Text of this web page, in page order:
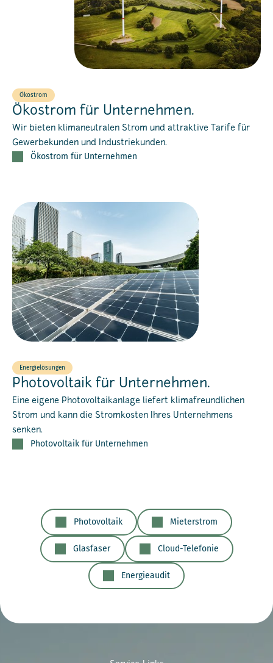
Ökostrom
Ökostrom für Unternehmen.
Wir bieten klimaneutralen Strom und attraktive Tarife für
Gewerbekunden und Industriekunden.
Ökostrom für Unternehmen
Energielösungen
Photovoltaik für Unternehmen.
Eine eigene Photovoltaikanlage liefert klimafreundlichen
Strom und kann die Stromkosten Ihres Unternehmens
senken.
Photovoltaik für Unternehmen
Photovoltaik Mieterstrom
Glasfaser Cloud-Telefonie
Energieaudit